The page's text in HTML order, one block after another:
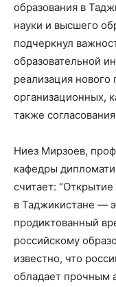
образования в
науки и высшего
подчеркнул
образовательной
реализация
организационных,
также
Ниез Мирзоев,
кафедры
считает:
в Таджикистане —
продиктованный
российскому
известно, что
обладает прочным